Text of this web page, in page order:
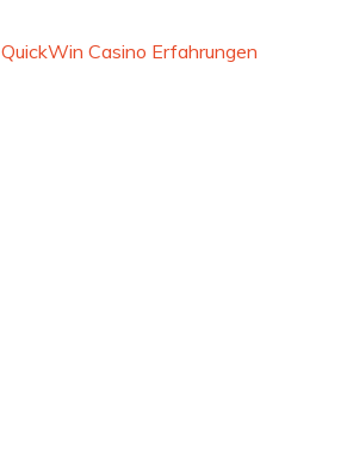
QuickWin Casino Erfahrungen